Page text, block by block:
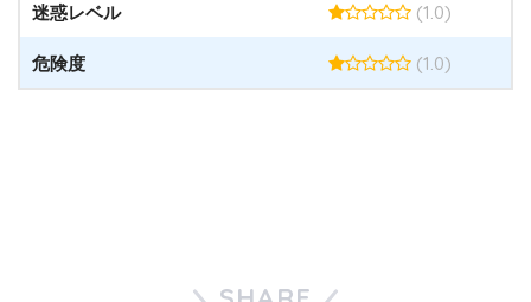
迷惑レベル (1.0)
危険度 (1.0)